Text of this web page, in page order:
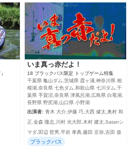
いま真っ赤だよ！
18 ブラックバス限定 トップゲーム特集
千葉県 亀山ダム,茨城県 霞ヶ浦,神奈川県 相
模湖,奈良県 七色ダム,和歌山県 七川ダム,千
葉県 手賀沼,奈良県 津風呂湖,広島県 白竜湖,
長野県 野尻湖,山口県 小野湖
出演者: 青木 大介,伊藤 巧,大西 健太,奥村 和
正,金森 隆志,川村 光大郎,木村 建太,Satanシ
マダ,田辺 哲男,平岩 孝典,藤田 京弥,吉田 遊
ブラックバス